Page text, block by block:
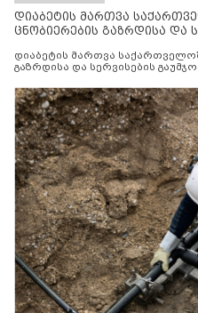
დიაბეტის მართვა
ცნობიერების გაზრდისა და
დიაბეტის მართვა
გაზრდისა და სერვისების